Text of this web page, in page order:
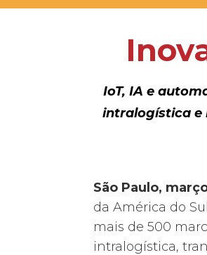
IoT, IA e
intralogística e
São Paulo,
da América do
mais de 500
intralogística,